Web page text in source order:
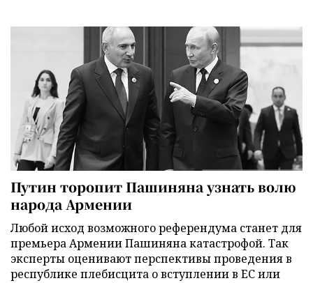
Путин торопит Пашиняна узнать волю
народа Армении
Любой исход возможного референдума станет для
премьера Армении Пашиняна катастрофой. Так
эксперты оценивают перспективы проведения в
республике плебисцита о вступлении в ЕС или